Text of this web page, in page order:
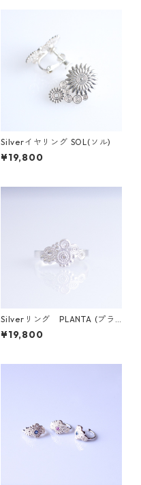
Silverイヤリング SOL(ソル)
¥19,800
Silverリング PLANTA (プラ
ンタ)
¥19,800